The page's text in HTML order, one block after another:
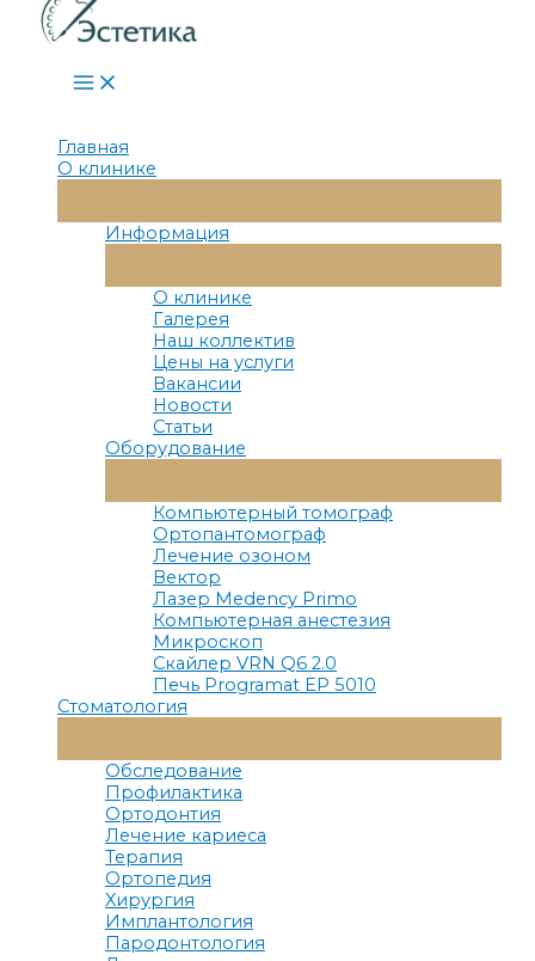
Main
Menu
Главная
О клинике
Меню
Информация
Меню
О клинике
Галерея
Наш коллектив
Цены на услуги
Вакансии
Новости
Статьи
Оборудование
Меню
Компьютерный томограф
Ортопантомограф
Лечение озоном
Вектор
Лазер Medency Primo
Компьютерная анестезия
Микроскоп
Скайлер VRN Q6 2.0
Печь Programat EP 5010
Стоматология
Меню
Обследование
Профилактика
Ортодонтия
Лечение кариеса
Терапия
Ортопедия
Хирургия
Имплантология
Пародонтология